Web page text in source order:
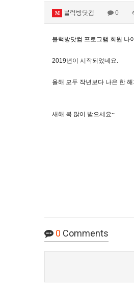
M 블럭방닷컴 0
블럭방닷컴 프로그램 회원 나
2019년이 시작되었네요.
올해 모두 작년보다 나은 한
새해 복 많이 받으세요~
0 Comments